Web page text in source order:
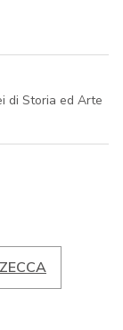
di Storia ed Arte
ZECCA